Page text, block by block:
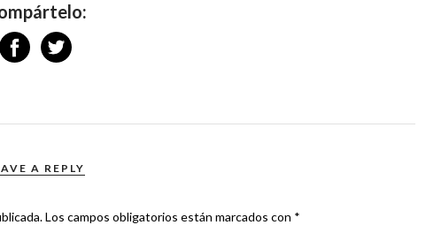
A REPLY
Los campos obligatorios están marcados con *